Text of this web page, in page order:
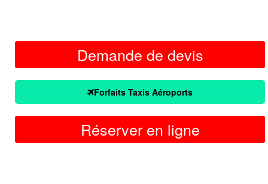
Demande de devis
Forfaits Taxis Aéroports
Réserver en ligne